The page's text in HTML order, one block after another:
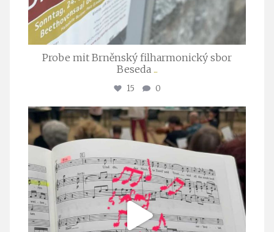
Probe mit Brněnský filharmonický sbor
Beseda ...
15 0
stuttgarter_oratorienchor
Juli 23